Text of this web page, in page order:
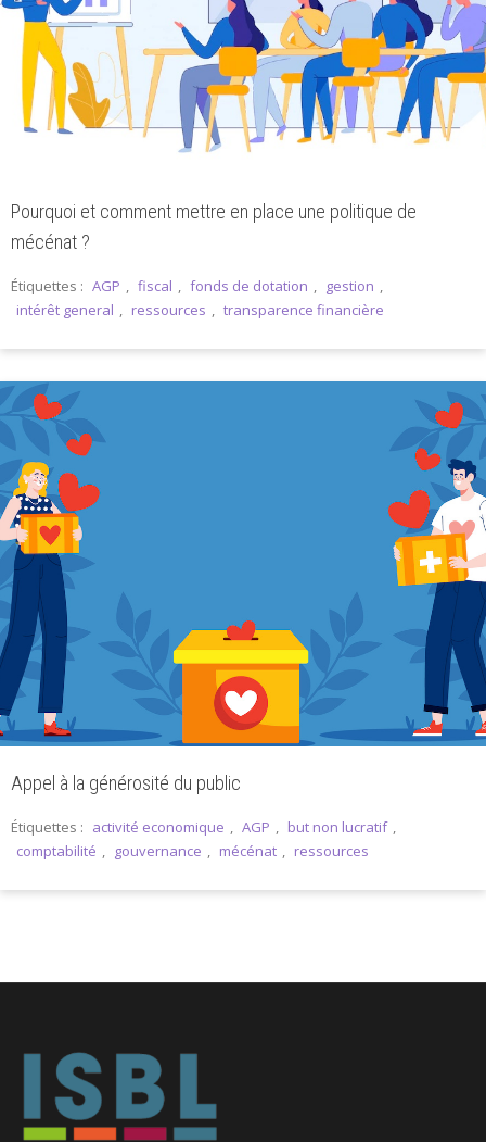
Pourquoi et comment mettre en place une politique de
mécénat ?
Étiquettes : AGP , fiscal , fonds de dotation , gestion ,
intérêt general , ressources , transparence financière
Appel à la générosité du public
Étiquettes : activité economique , AGP , but non lucratif ,
comptabilité , gouvernance , mécénat , ressources